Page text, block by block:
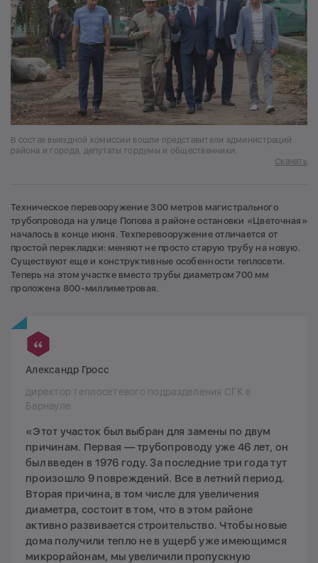
В состав выездной комиссии вошли представители администраций
района и города, депутаты гордумы и общественники.
Скачать
Техническое перевооружение 300 метров магистрального
трубопровода на улице Попова в районе остановки «Цветочная»
началось в конце июня. Техперевооружение отличается от
простой перекладки: меняют не просто старую трубу на новую.
Существуют еще и конструктивные особенности теплосети.
Теперь на этом участке вместо трубы диаметром 700 мм
проложена 800-миллиметровая.
Александр Гросс
директор теплосетевого подразделения СГК в
Барнауле
«Этот участок был выбран для замены по двум
причинам. Первая — трубопроводу уже 46 лет, он
был введен в 1976 году. За последние три года тут
произошло 9 повреждений. Все в летний период.
Вторая причина, в том числе для увеличения
диаметра, состоит в том, что в этом районе
активно развивается строительство. Чтобы новые
дома получили тепло не в ущерб уже имеющимся
микрорайонам, мы увеличили пропускную